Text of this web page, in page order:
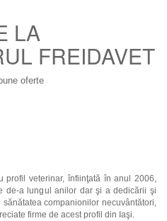
LA
FREIDAVET
oferte
profil veterinar, înfiinţată în anul 2006,
de-a lungul anilor dar şi a dedicării şi
companionilor necuvântători,
firme de acest profil din Iaşi.